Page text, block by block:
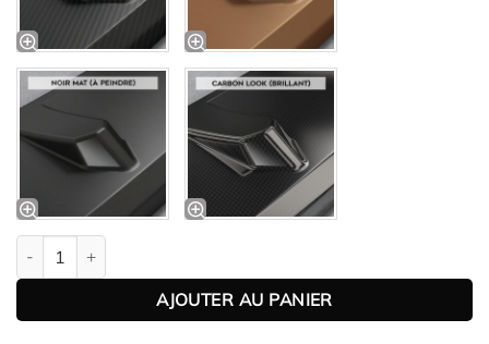
quantité de Lame de parechoc avant pour VW T5 1. facelift
AJOUTER AU PANIER